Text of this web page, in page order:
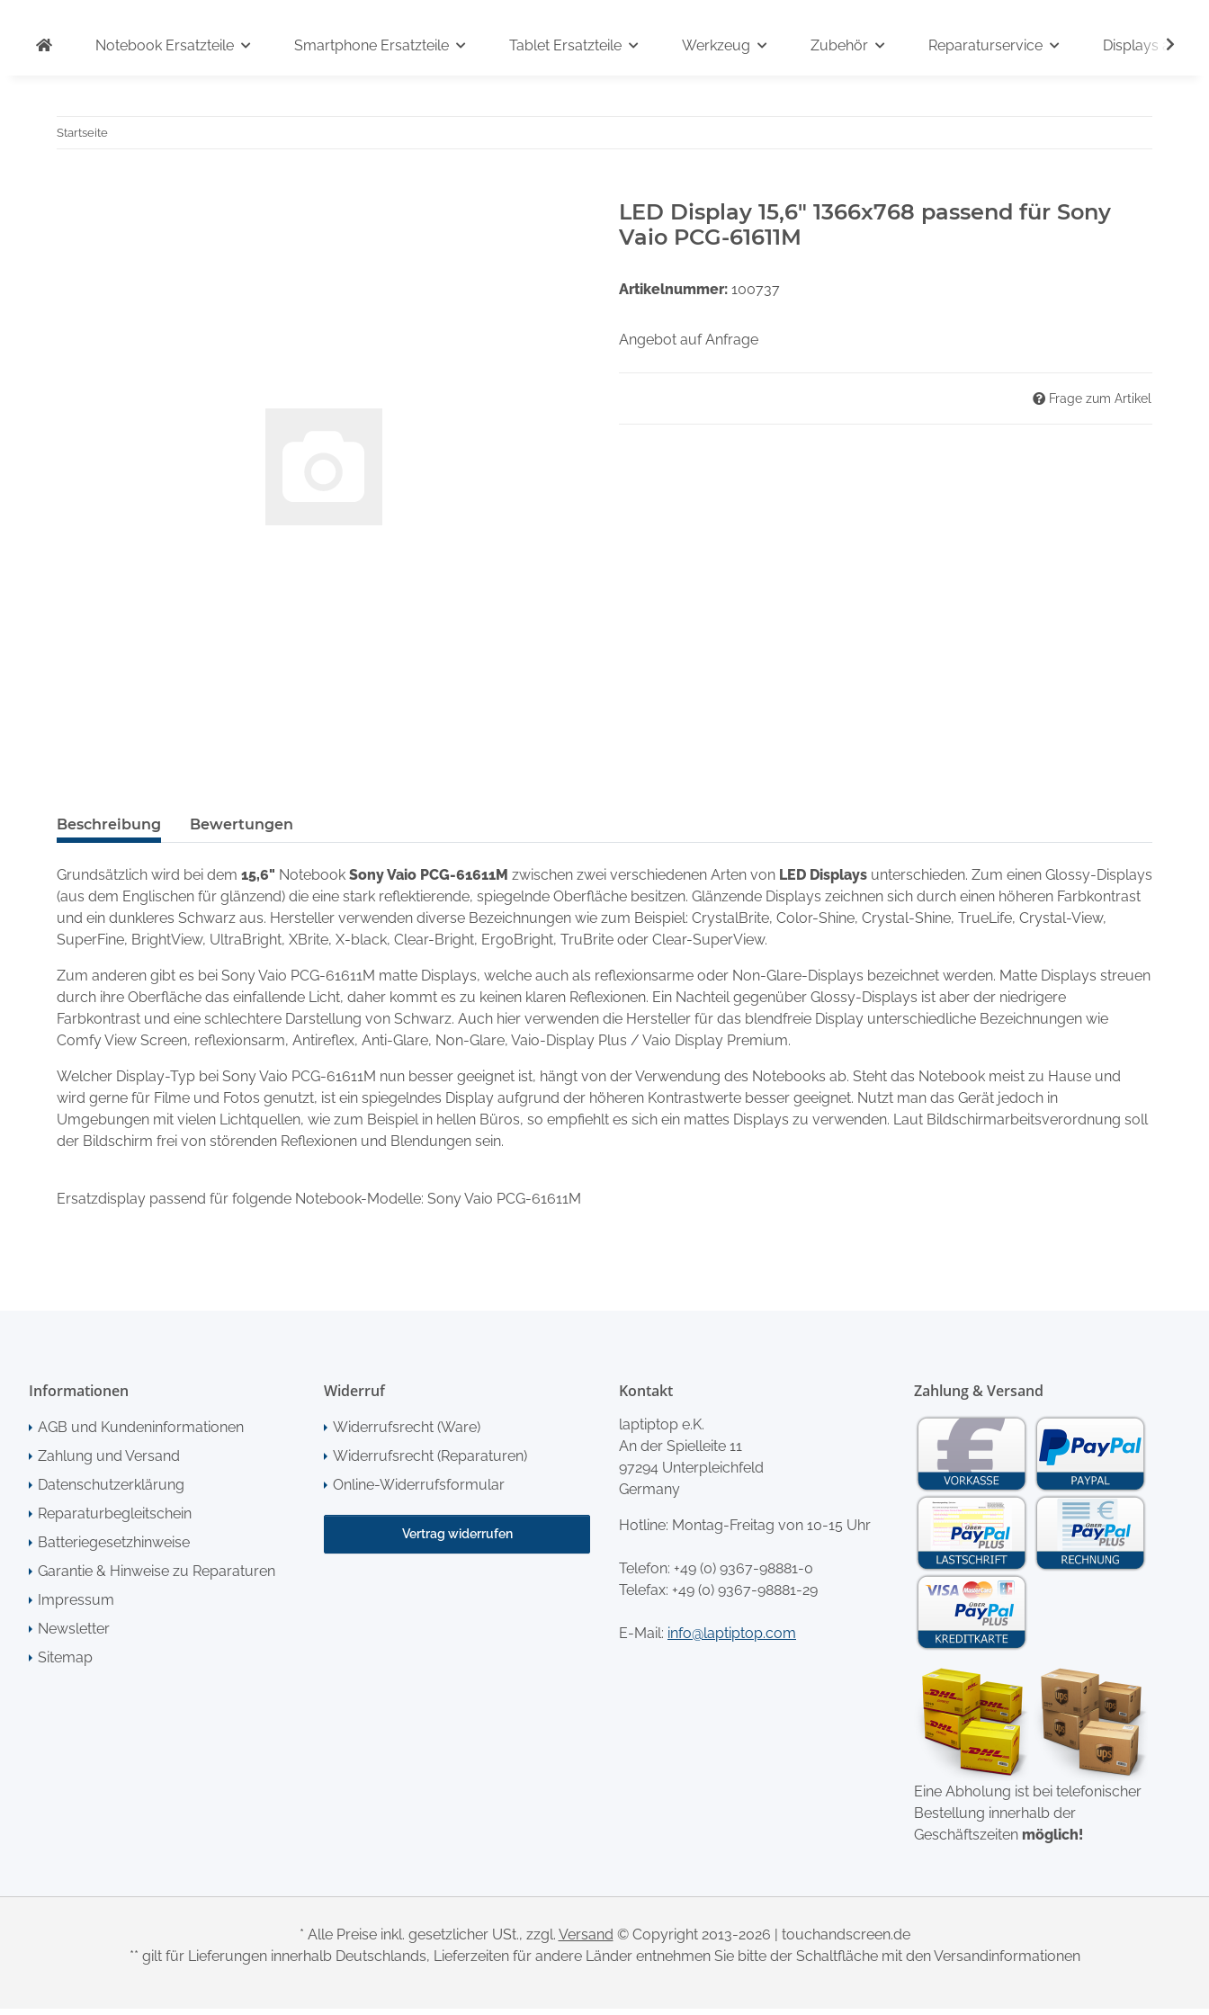
Notebook Ersatzteile Smartphone Ersatzteile Tablet Ersatzteile Werkzeug Zubehör Reparaturservice Displays auf
Startseite
LED Display 15,6" 1366x768 passend für Sony
Vaio PCG-61611M
Artikelnummer: 100737
Angebot auf Anfrage
Frage zum Artikel
Beschreibung Bewertungen
Grundsätzlich wird bei dem 15,6" Notebook Sony Vaio PCG-61611M zwischen zwei verschiedenen Arten von LED Displays unterschieden. Zum einen Glossy-Displays
(aus dem Englischen für glänzend) die eine stark reflektierende, spiegelnde Oberfläche besitzen. Glänzende Displays zeichnen sich durch einen höheren Farbkontrast
und ein dunkleres Schwarz aus. Hersteller verwenden diverse Bezeichnungen wie zum Beispiel: CrystalBrite, Color-Shine, Crystal-Shine, TrueLife, Crystal-View,
SuperFine, BrightView, UltraBright, XBrite, X-black, Clear-Bright, ErgoBright, TruBrite oder Clear-SuperView.
Zum anderen gibt es bei Sony Vaio PCG-61611M matte Displays, welche auch als reflexionsarme oder Non-Glare-Displays bezeichnet werden. Matte Displays streuen
durch ihre Oberfläche das einfallende Licht, daher kommt es zu keinen klaren Reflexionen. Ein Nachteil gegenüber Glossy-Displays ist aber der niedrigere
Farbkontrast und eine schlechtere Darstellung von Schwarz. Auch hier verwenden die Hersteller für das blendfreie Display unterschiedliche Bezeichnungen wie
Comfy View Screen, reflexionsarm, Antireflex, Anti-Glare, Non-Glare, Vaio-Display Plus / Vaio Display Premium.
Welcher Display-Typ bei Sony Vaio PCG-61611M nun besser geeignet ist, hängt von der Verwendung des Notebooks ab. Steht das Notebook meist zu Hause und
wird gerne für Filme und Fotos genutzt, ist ein spiegelndes Display aufgrund der höheren Kontrastwerte besser geeignet. Nutzt man das Gerät jedoch in
Umgebungen mit vielen Lichtquellen, wie zum Beispiel in hellen Büros, so empfiehlt es sich ein mattes Displays zu verwenden. Laut Bildschirmarbeitsverordnung soll
der Bildschirm frei von störenden Reflexionen und Blendungen sein.
Ersatzdisplay passend für folgende Notebook-Modelle: Sony Vaio PCG-61611M
Informationen
AGB und Kundeninformationen
Zahlung und Versand
Datenschutzerklärung
Reparaturbegleitschein
Batteriegesetzhinweise
Garantie & Hinweise zu Reparaturen
Impressum
Newsletter
Sitemap
Widerruf
Widerrufsrecht (Ware)
Widerrufsrecht (Reparaturen)
Online-Widerrufsformular
Vertrag widerrufen
Kontakt
laptiptop e.K.
An der Spielleite 11
97294 Unterpleichfeld
Germany
Hotline: Montag-Freitag von 10-15 Uhr
Telefon: +49 (0) 9367-98881-0
Telefax: +49 (0) 9367-98881-29
E-Mail: info@laptiptop.com
Zahlung & Versand
Eine Abholung ist bei telefonischer
Bestellung innerhalb der
Geschäftszeiten möglich!
* Alle Preise inkl. gesetzlicher USt., zzgl. Versand © Copyright 2013-2026 | touchandscreen.de
** gilt für Lieferungen innerhalb Deutschlands, Lieferzeiten für andere Länder entnehmen Sie bitte der Schaltfläche mit den Versandinformationen